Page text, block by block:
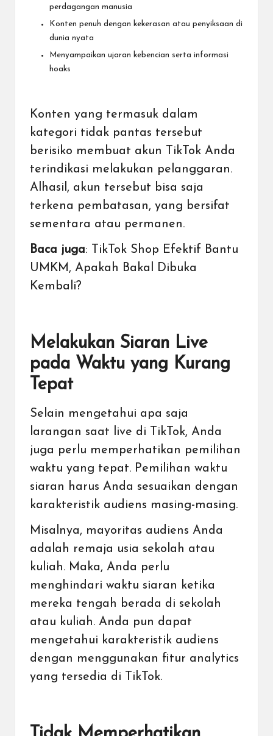
perdagangan manusia
Konten penuh dengan kekerasan atau penyiksaan di
dunia nyata
Menyampaikan ujaran kebencian serta informasi
hoaks
Konten yang termasuk dalam
kategori tidak pantas tersebut
berisiko membuat akun TikTok Anda
terindikasi melakukan pelanggaran.
Alhasil, akun tersebut bisa saja
terkena pembatasan, yang bersifat
sementara atau permanen.
Baca juga: TikTok Shop Efektif Bantu
UMKM, Apakah Bakal Dibuka
Kembali?
Melakukan Siaran Live
pada Waktu yang Kurang
Tepat
Selain mengetahui apa saja
larangan saat live di TikTok, Anda
juga perlu memperhatikan pemilihan
waktu yang tepat. Pemilihan waktu
siaran harus Anda sesuaikan dengan
karakteristik audiens masing-masing.
Misalnya, mayoritas audiens Anda
adalah remaja usia sekolah atau
kuliah. Maka, Anda perlu
menghindari waktu siaran ketika
mereka tengah berada di sekolah
atau kuliah. Anda pun dapat
mengetahui karakteristik audiens
dengan menggunakan fitur analytics
yang tersedia di TikTok.